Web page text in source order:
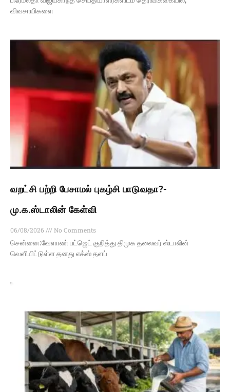
விவசாயிகளை
வறட்சி பற்றி பேசாமல் புகழ்சி பாடுவதா?-
மு.க.ஸ்டாலின் கேள்வி
06/08/2026
No Comments
சென்னை:வேளாண் பட்ஜெட் குறித்து திமுக தலைவர் ஸ்டாலின்
வெளியிட்டுள்ள தனது எக்ஸ் தளப்